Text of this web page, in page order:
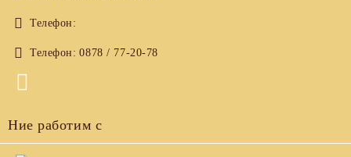
Телефон:
Телефон: 0878 / 77-20-78
Ние работим с